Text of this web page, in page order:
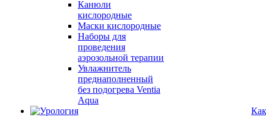
Канюли
кислородные
Маски кислородные
Наборы для
проведения
аэрозольной терапии
Увлажнитель
преднаполненный
без подогрева Ventia
Aqua